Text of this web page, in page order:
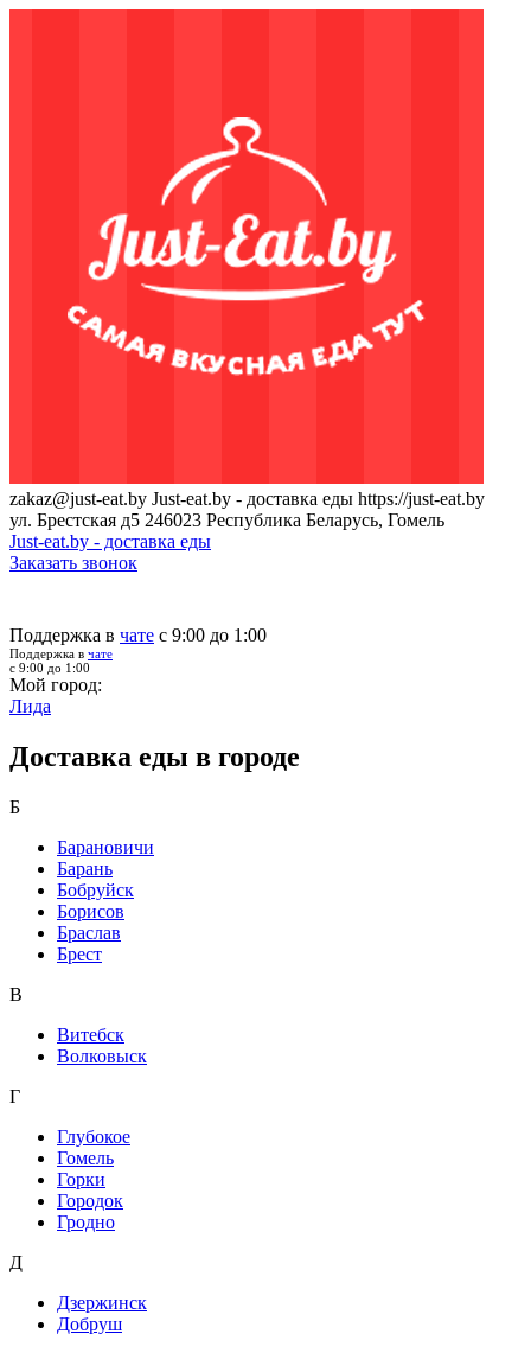
zakaz@just-eat.by Just-eat.by - доставка еды https://just-eat.by
ул. Брестская д5 246023 Республика Беларусь, Гомель
Just-eat.by - доставка еды
Заказать звонок
Поддержка в чате с 9:00 до 1:00
Поддержка в чате
с 9:00 до 1:00
Мой город:
Лида
Доставка еды в городе
Б
Барановичи
Барань
Бобруйск
Борисов
Браслав
Брест
В
Витебск
Волковыск
Г
Глубокое
Гомель
Горки
Городок
Гродно
Д
Дзержинск
Добруш